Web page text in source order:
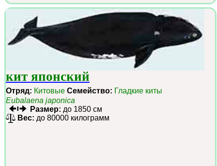
кит японский
Отряд: Китовые Семейство: Гладкие киты
Eubalaena japonica
Размер: до 1850 см
Вес: до 80000 килограмм